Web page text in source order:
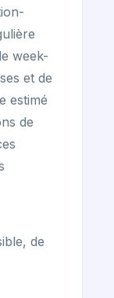
week-
et de
estimé
de
de